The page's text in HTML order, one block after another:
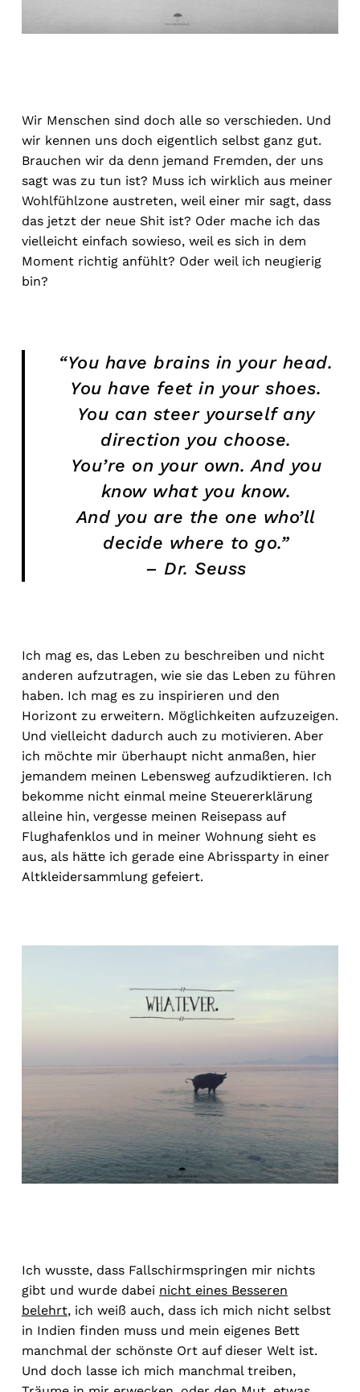
Wir Menschen sind doch alle so verschieden. Und
wir kennen uns doch eigentlich selbst ganz gut.
Brauchen wir da denn jemand Fremden, der uns
sagt was zu tun ist? Muss ich wirklich aus meiner
Wohlfühlzone austreten, weil einer mir sagt, dass
das jetzt der neue Shit ist? Oder mache ich das
vielleicht einfach sowieso, weil es sich in dem
Moment richtig anfühlt? Oder weil ich neugierig
bin?
“You have brains in your head.
You have feet in your shoes.
You can steer yourself any
direction you choose.
You’re on your own. And you
know what you know.
And you are the one who’ll
decide where to go.”
– Dr. Seuss
Ich mag es, das Leben zu beschreiben und nicht
anderen aufzutragen, wie sie das Leben zu führen
haben. Ich mag es zu inspirieren und den
Horizont zu erweitern. Möglichkeiten aufzuzeigen.
Und vielleicht dadurch auch zu motivieren. Aber
ich möchte mir überhaupt nicht anmaßen, hier
jemandem meinen Lebensweg aufzudiktieren. Ich
bekomme nicht einmal meine Steuererklärung
alleine hin, vergesse meinen Reisepass auf
Flughafenklos und in meiner Wohnung sieht es
aus, als hätte ich gerade eine Abrissparty in einer
Altkleidersammlung gefeiert.
Ich wusste, dass Fallschirmspringen mir nichts
gibt und wurde dabei nicht eines Besseren
belehrt, ich weiß auch, dass ich mich nicht selbst
in Indien finden muss und mein eigenes Bett
manchmal der schönste Ort auf dieser Welt ist.
Und doch lasse ich mich manchmal treiben,